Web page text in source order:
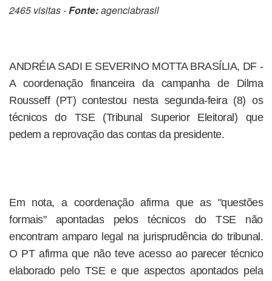
2465 visitas -Fonte:agenciabrasil
ANDRÉIA SADI E SEVERINO MOTTA BRASÍLIA, DF -
A coordenação financeira da campanha de Dilma
Rousseff (PT) contestou nesta segunda-feira (8) os
técnicos do TSE (Tribunal Superior Eleitoral) que
pedem a reprovação das contas da presidente.
Em nota, a coordenação afirma que as "questões
formais" apontadas pelos técnicos do TSE não
encontram amparo legal na jurisprudência do tribunal.
O PT afirma que não teve acesso ao parecer técnico
elaborado pelo TSE e que aspectos apontados pela